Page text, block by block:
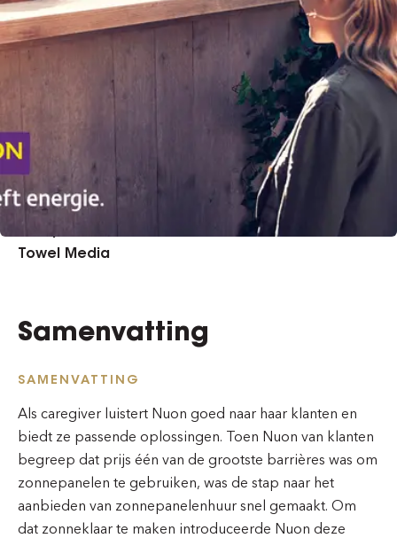
GEDRAGSCAMPAGNES KORT - EFFIE AWARDS 2018
OPDRACHTGEVER
NUON
BUREAU
Lemon Scented Tea
Universal Media
Towel Media
Samenvatting
SAMENVATTING
Als caregiver luistert Nuon goed naar haar klanten en
biedt ze passende oplossingen. Toen Nuon van klanten
begreep dat prijs één van de grootste barrières was om
zonnepanelen te gebruiken, was de stap naar het
aanbieden van zonnepanelenhuur snel gemaakt. Om
dat zonneklaar te maken introduceerde Nuon deze